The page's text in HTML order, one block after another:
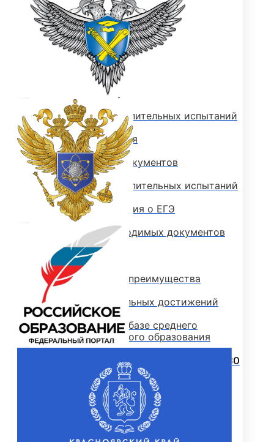
ВЫСШЕЕ ОБРАЗОВАНИЕ
(БАКАЛАВРИАТ)
Перечень направлений и
вступительных испытаний
Стоимость обучения
Расписание вступительных испытаний
Сроки зачисления
Сроки подачи документов
Программы вступительных испытаний
Основные сведения о ЕГЭ
Перечень необходимых документов
План приема
Особые права и преимущества
Учет индивидуальных достижений
Поступление на базе среднего
профессионального образования
РЕЙТИНГОВЫЕ СПИСКИ. КОЛИЧЕСТВО
ПОДАННЫХ ЗАЯВЛЕНИЙ
ПРИКАЗЫ О ЗАЧИСЛЕНИИ
ПРОГРАММЫ СПО (КОЛЛЕДЖ)